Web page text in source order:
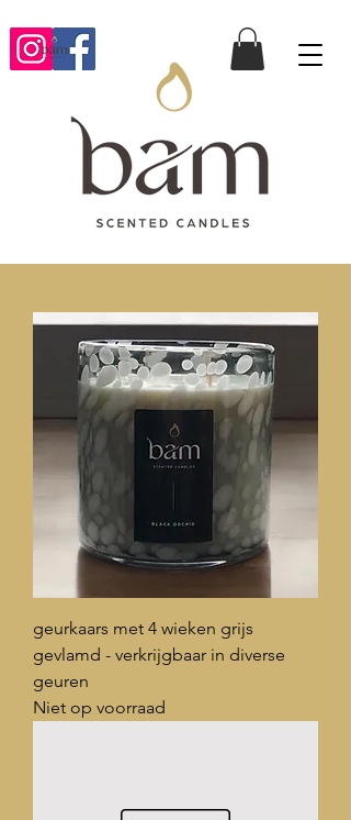
geurkaars met 4 wieken grijs
gevlamd - verkrijgbaar in diverse
geuren
Niet op voorraad